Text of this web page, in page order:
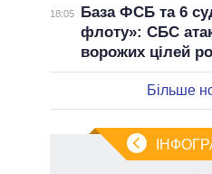
18:05
База ФСБ та 6
флоту»: СБС
ворожих цілей
Більше